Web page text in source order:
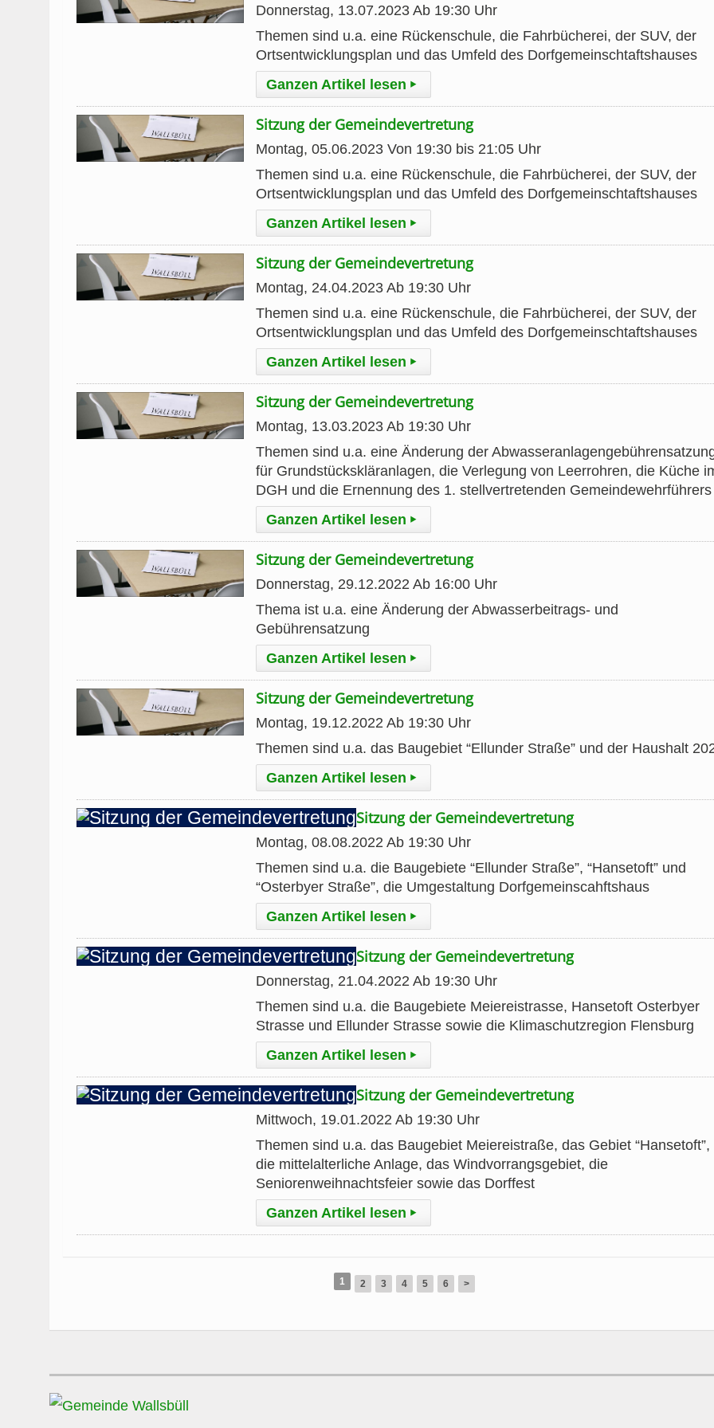
Donnerstag, 13.07.2023 Ab 19:30 Uhr
Themen sind u.a. eine Rückenschule, die Fahrbücherei, der SUV, der
Ortsentwicklungsplan und das Umfeld des Dorfgemeinschtaftshauses
Ganzen Artikel lesen ▸
Sitzung der Gemeindevertretung
Montag, 05.06.2023 Von 19:30 bis 21:05 Uhr
Themen sind u.a. eine Rückenschule, die Fahrbücherei, der SUV, der
Ortsentwicklungsplan und das Umfeld des Dorfgemeinschtaftshauses
Ganzen Artikel lesen ▸
Sitzung der Gemeindevertretung
Montag, 24.04.2023 Ab 19:30 Uhr
Themen sind u.a. eine Rückenschule, die Fahrbücherei, der SUV, der
Ortsentwicklungsplan und das Umfeld des Dorfgemeinschtaftshauses
Ganzen Artikel lesen ▸
Sitzung der Gemeindevertretung
Montag, 13.03.2023 Ab 19:30 Uhr
Themen sind u.a. eine Änderung der
für Grundstückskläranlagen, die Verlegung von Leerrohren, die Küche
DGH und die Ernennung des 1. stellvertretenden Gemeindewehrführers
Ganzen Artikel lesen ▸
Sitzung der Gemeindevertretung
Donnerstag, 29.12.2022 Ab 16:00 Uhr
Thema ist u.a. eine Änderung der Abwasserbeitrags- und
Gebührensatzung
Ganzen Artikel lesen ▸
Sitzung der Gemeindevertretung
Montag, 19.12.2022 Ab 19:30 Uhr
Themen sind u.a. das Baugebiet “Ellunder Straße” und der Haushalt
Ganzen Artikel lesen ▸
Sitzung der Gemeindevertretung
Montag, 08.08.2022 Ab 19:30 Uhr
Themen sind u.a. die Baugebiete “Ellunder Straße”, “Hansetoft” und
“Osterbyer Straße”, die Umgestaltung Dorfgemeinscahftshaus
Ganzen Artikel lesen ▸
Sitzung der Gemeindevertretung
Donnerstag, 21.04.2022 Ab 19:30 Uhr
Themen sind u.a. die Baugebiete Meiereistrasse, Hansetoft Osterbyer
Strasse und Ellunder Strasse sowie die Klimaschutzregion Flensburg
Ganzen Artikel lesen ▸
Sitzung der Gemeindevertretung
Mittwoch, 19.01.2022 Ab 19:30 Uhr
Themen sind u.a. das Baugebiet Meiereistraße, das Gebiet “Hansetoft”,
die mittelalterliche Anlage, das Windvorrangsgebiet, die
Seniorenweihnachtsfeier sowie das Dorffest
Ganzen Artikel lesen ▸
1 2 3 4 5 6 >